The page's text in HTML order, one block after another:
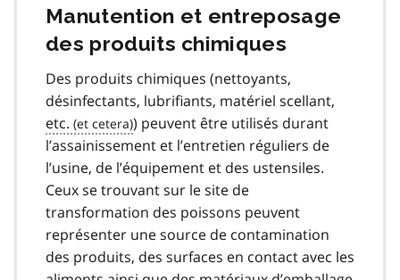
Manutention et entreposage
des produits chimiques
Des produits chimiques (nettoyants,
désinfectants, lubrifiants, matériel scellant,
etc.
) peuvent être utilisés durant
l’assainissement et l’entretien réguliers de
l’usine, de l’équipement et des ustensiles.
Ceux se trouvant sur le site de
transformation des poissons peuvent
représenter une source de contamination
des produits, des surfaces en contact avec les